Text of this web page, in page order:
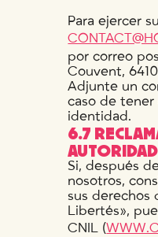
Para ejercer
por correo
Couvent,
Adjunte un
caso de tener
identidad.
6.7
Si, después
nosotros,
sus derechos
Libertés»,
CNIL (